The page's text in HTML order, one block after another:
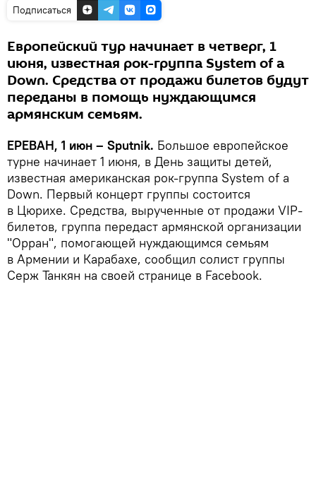
Подписаться
Европейский тур начинает в четверг, 1
июня, известная рок-группа System of a
Down. Средства от продажи билетов будут
переданы в помощь нуждающимся
армянским семьям.
ЕРЕВАН, 1 июн – Sputnik. Большое европейское
турне начинает 1 июня, в День защиты детей,
известная американская рок-группа System of a
Down. Первый концерт группы состоится
в Цюрихе. Средства, вырученные от продажи VIP-
билетов, группа передаст армянской организации
"Орран", помогающей нуждающимся семьям
в Армении и Карабахе, сообщил солист группы
Серж Танкян на своей странице в Facebook.